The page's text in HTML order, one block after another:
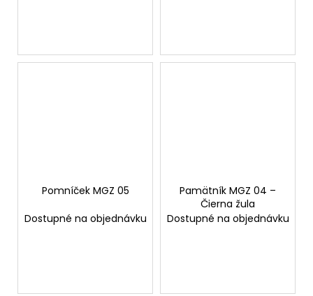
Pomníček MGZ 05
Dostupné na objednávku
Pamätník MGZ 04 –
Čierna žula
Dostupné na objednávku